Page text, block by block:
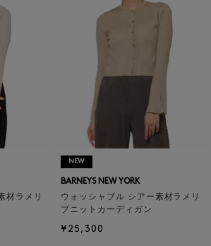
材ラメリ
NEW
BARNEYS NEW YORK
ウォッシャブル シアー素材ラメリ
ブニットカーディガン
¥25,300